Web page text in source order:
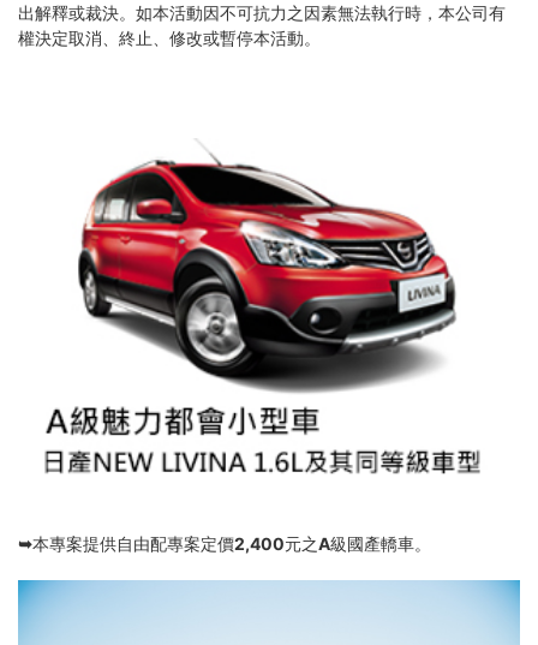
出解釋或裁決。如本活動因不可抗力之因素無法執行時，本公司有
權決定取消、終止、修改或暫停本活動。
➥本專案提供自由配專案定價2,400元之A級國產轎車。